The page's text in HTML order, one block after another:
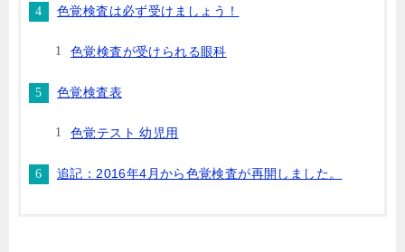
色覚検査は必ず受けましょう！
色覚検査が受けられる眼科
色覚検査表
色覚テスト 幼児用
追記：2016年4月から色覚検査が再開しました。